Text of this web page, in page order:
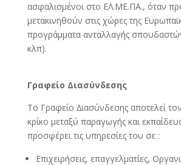
ασφαλισµένοι στο ΕΛ.ΜΕ.ΠΑ., όταν
µετακινηθούν στις χώρες της
προγράµµατα ανταλλαγής
κλπ).
Γραφείο Διασύνδεσης
Το Γραφείο ∆ιασύνδεσης αποτελεί
κρίκο µεταξύ παραγωγής και
προσφέρει τις υπηρεσίες του σε :
Επιχειρήσεις, επαγγελµατίες,